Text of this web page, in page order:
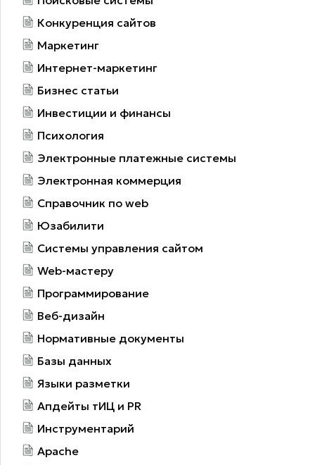
Конкуренция сайтов
Маркетинг
Интернет-маркетинг
Бизнес статьи
Инвестиции и финансы
Психология
Электронные платежные системы
Электронная коммерция
Справочник по web
Юзабилити
Системы управления сайтом
Web-мастеру
Программирование
Веб-дизайн
Нормативные документы
Базы данных
Языки разметки
Апдейты тИЦ и PR
Инструментарий
Apache